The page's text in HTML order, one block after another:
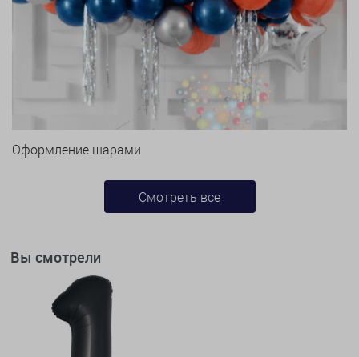
Оформление шарами
Смотреть все
Вы смотрели